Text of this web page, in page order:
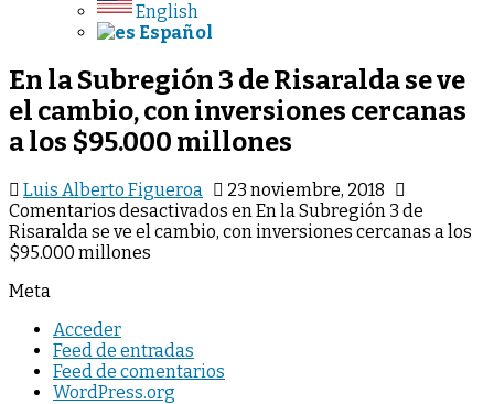
English
Español
En la Subregión 3 de Risaralda se ve
el cambio, con inversiones cercanas
a los $95.000 millones
Luis Alberto Figueroa
23 noviembre, 2018
Comentarios desactivados en En la Subregión 3 de
Risaralda se ve el cambio, con inversiones cercanas a los
$95.000 millones
Meta
Acceder
Feed de entradas
Feed de comentarios
WordPress.org